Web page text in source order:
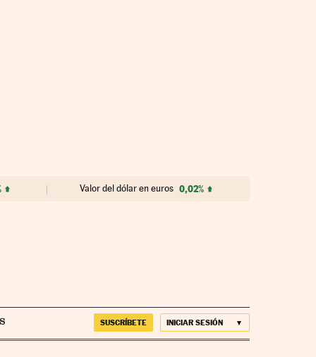
Valor del dólar en euros 0,02%
SUSCRÍBETE INICIAR SESIÓN